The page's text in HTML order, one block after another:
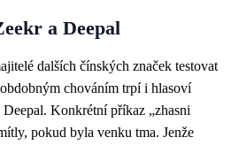
a Deepal
dalších čínských značek testovat
chováním trpí i hlasoví
Konkrétní příkaz „zhasni
pokud byla venku tma. Jenže